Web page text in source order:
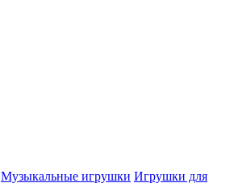
Музыкальные игрушки Игрушки для